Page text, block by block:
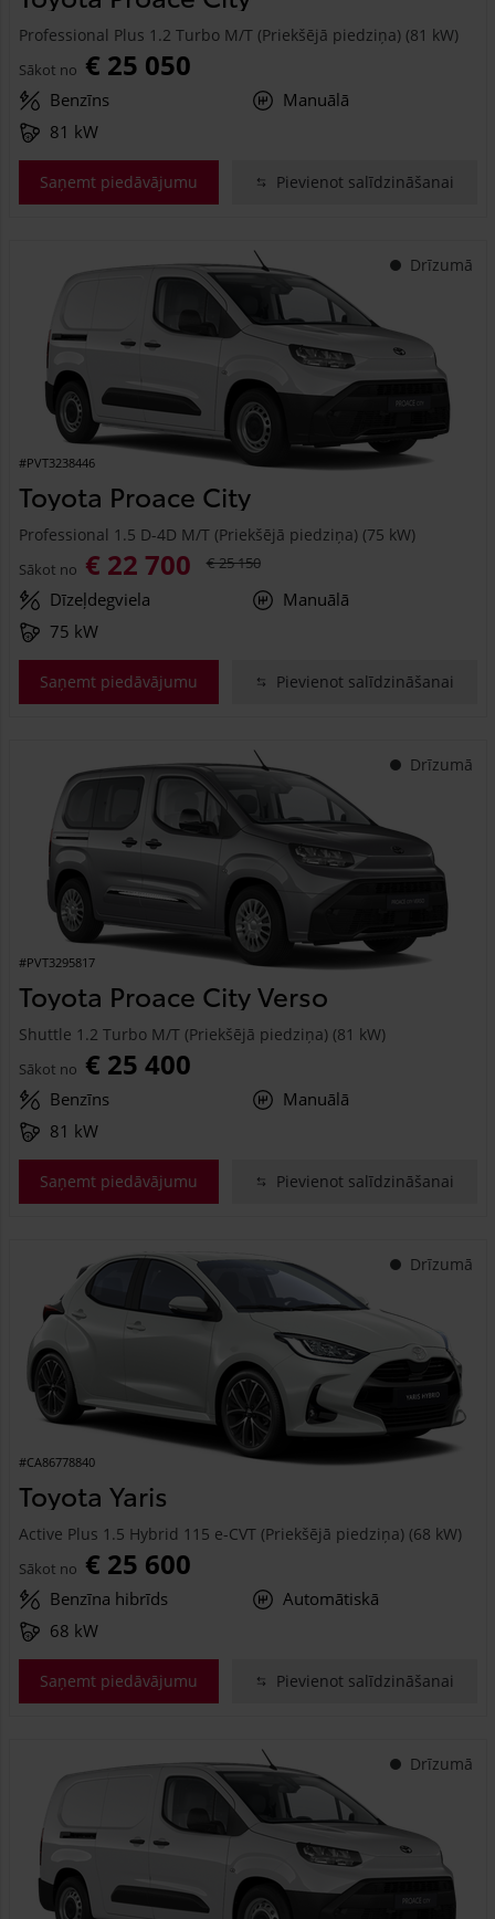
Professional Plus 1.2 Turbo M/T (Priekšējā piedziņa) (81 kW)
Sākot no € 25 050
Benzīns
Manuālā
81 kW
Saņemt piedāvājumu Pievienot salīdzināšanai
Drīzumā
#PVT3238446
Toyota Proace City
Professional 1.5 D-4D M/T (Priekšējā piedziņa) (75 kW)
Sākot no € 22 700 € 25 150
Dīzeļdegviela
Manuālā
75 kW
Saņemt piedāvājumu Pievienot salīdzināšanai
Drīzumā
#PVT3295817
Toyota Proace City Verso
Shuttle 1.2 Turbo M/T (Priekšējā piedziņa) (81 kW)
Sākot no € 25 400
Benzīns
Manuālā
81 kW
Saņemt piedāvājumu Pievienot salīdzināšanai
Drīzumā
#CA86778840
Toyota Yaris
Active Plus 1.5 Hybrid 115 e-CVT (Priekšējā piedziņa) (68 kW)
Sākot no € 25 600
Benzīna hibrīds
Automātiskā
68 kW
Saņemt piedāvājumu Pievienot salīdzināšanai
Drīzumā